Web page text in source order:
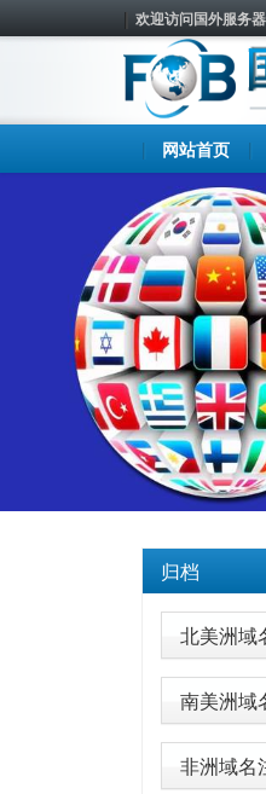
欢迎访问国外服务
网站首页
归档
北美洲域
南美洲域
非洲域名